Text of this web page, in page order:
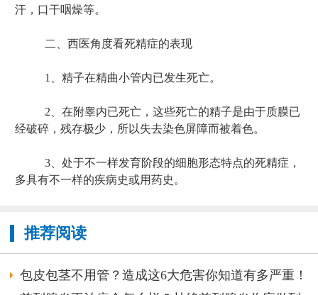
汗，口干咽燥等。
二、西医角度看死精症的表现
1、精子在精曲小管内已发生死亡。
2、在附睾内已死亡，这些死亡的精子是由于质膜已
经破碎，残存极少，所以失去染色屏障而被着色。
3、处于不一样发育阶段的细胞形态特点的死精症，
多具有不一样的疾病史或用药史。
推荐阅读
包皮包茎不用管？造成这6大危害你知道有多严重！